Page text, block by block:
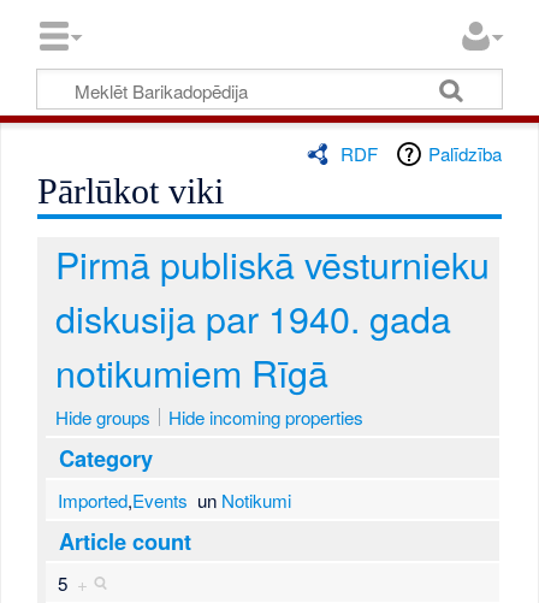
RDF Palīdzība
Pārlūkot viki
Pirmā publiskā vēsturnieku
diskusija par 1940. gada
notikumiem Rīgā
Hide groups Hide incoming properties
Category
Imported,Events un Notikumi
Article count
5 +